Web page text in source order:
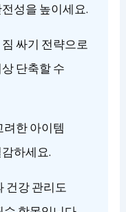
성을 높이세요.
싸기 전략으로
단축할 수
려한 아이템
하세요.
건강 관리도